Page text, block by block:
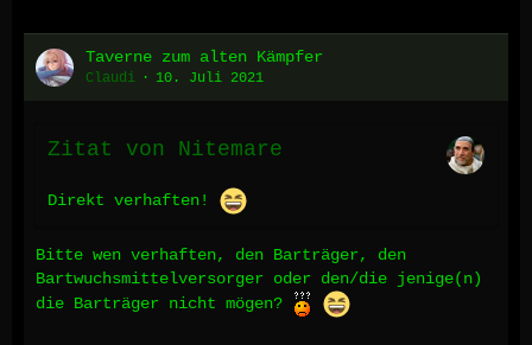
Taverne zum alten Kämpfer
Claudi 10. Juli 2021
Zitat von Nitemare
Direkt verhaften!
Bitte wen verhaften, den Barträger, den
Bartwuchsmittelversorger oder den/die jenige(n)
die Barträger nicht mögen?